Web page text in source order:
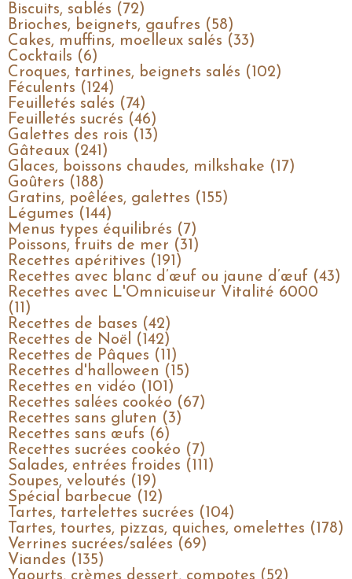
Biscuits, sablés (72)
Brioches, beignets, gaufres (58)
Cakes, muffins, moelleux salés (33)
Cocktails (6)
Croques, tartines, beignets salés (102)
Féculents (124)
Feuilletés salés (74)
Feuilletés sucrés (46)
Galettes des rois (13)
Gâteaux (241)
Glaces, boissons chaudes, milkshake (17)
Goûters (188)
Gratins, poêlées, galettes (155)
Légumes (144)
Menus types équilibrés (7)
Poissons, fruits de mer (31)
Recettes apéritives (191)
Recettes avec blanc d’œuf ou jaune d’œuf (43)
Recettes avec L'Omnicuiseur Vitalité 6000
(11)
Recettes de bases (42)
Recettes de Noël (142)
Recettes de Pâques (11)
Recettes d'halloween (15)
Recettes en vidéo (101)
Recettes salées cookéo (67)
Recettes sans gluten (3)
Recettes sans œufs (6)
Recettes sucrées cookéo (7)
Salades, entrées froides (111)
Soupes, veloutés (19)
Spécial barbecue (12)
Tartes, tartelettes sucrées (104)
Tartes, tourtes, pizzas, quiches, omelettes (178)
Verrines sucrées/salées (69)
Viandes (135)
Yaourts, crèmes dessert, compotes (52)